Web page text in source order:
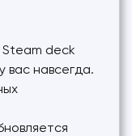
Steam deck
вас навсегда.